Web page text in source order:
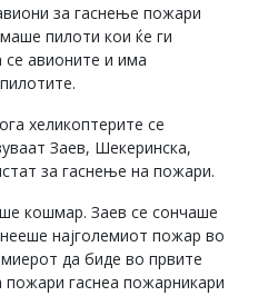
за гаснење пожари
пилоти кои ќе ги
се авионите и има
хеликоптерите се
Заев, Шекеринска,
за гаснење на пожари.
кошмар. Заев се сончаше
најголемиот пожар во
да биде во првите
пожари гаснеа пожарникари